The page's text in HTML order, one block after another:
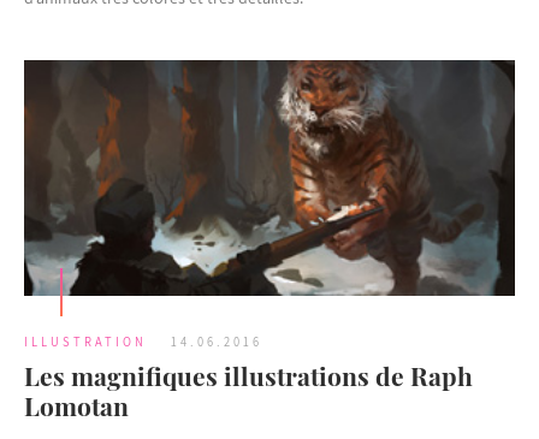
ILLUSTRATION 14.06.2016
Les magnifiques illustrations de Raph
Lomotan